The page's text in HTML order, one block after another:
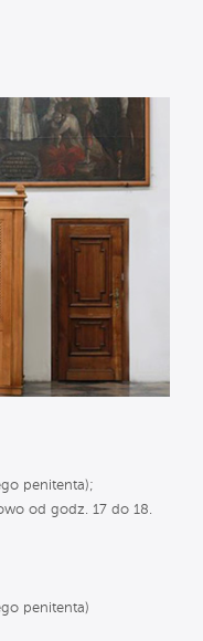
penitenta);
od godz. 17 do 18.
penitenta)